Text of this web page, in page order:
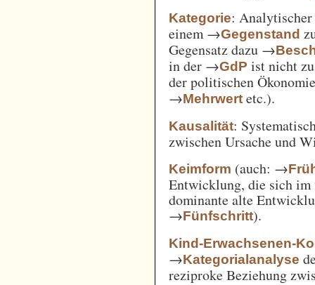
Kategorie:
einem →Gegenstand
Gegensatz dazu →
in der →GdP ist nicht
der politischen
→Mehrwert etc.).
Kausalität:
zwischen Ursache und
Keimform (auch: →
Entwicklung, die sich im
dominante alte
→Fünfschritt).
Kind-Erwachsenen-
→Kategorialanalyse
reziproke Beziehung